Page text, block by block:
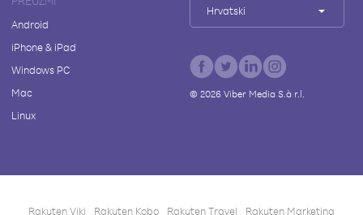
Android
iPhone & iPad
Windows PC
Mac
Linux
Hrvatski
© 2026Viber Media S.à r.l.
Rakuten Viki Rakuten Kobo Rakuten Travel Rakuten Marketing